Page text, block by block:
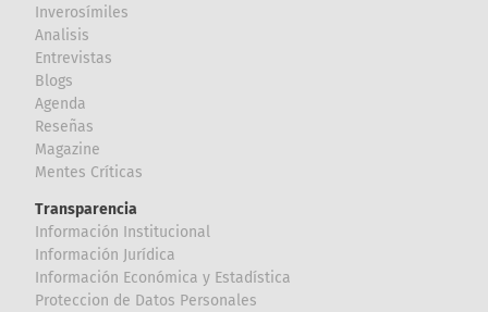
Inverosímiles
Analisis
Entrevistas
Blogs
Agenda
Reseñas
Magazine
Mentes Críticas
Transparencia
Información Institucional
Información Jurídica
Información Económica y Estadística
Proteccion de Datos Personales